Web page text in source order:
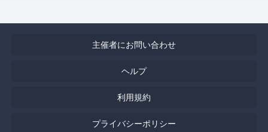
主催者にお問い合わせ
ヘルプ
利用規約
プライバシーポリシー